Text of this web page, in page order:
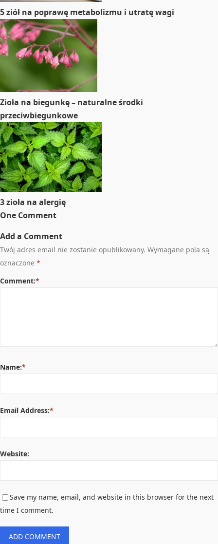
5 ziół na poprawę metabolizmu i utratę wagi
Zioła na biegunkę – naturalne środki
przeciwbiegunkowe
3 zioła na alergię
One Comment
Add a Comment
Twój adres email nie zostanie opublikowany. Wymagane pola są
oznaczone *
Comment:*
Name:*
Email Address:*
Website:
Save my name, email, and website in this browser for the next
time I comment.